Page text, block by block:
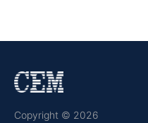
Copyright © 2026